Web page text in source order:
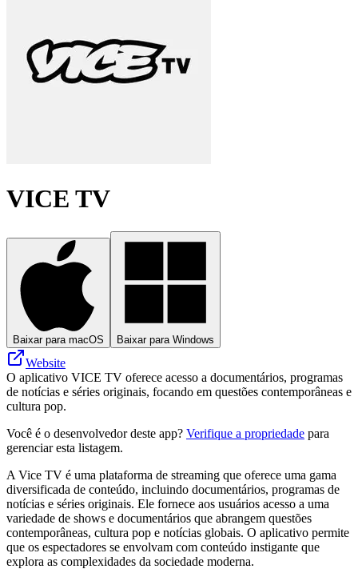
VICE TV
Baixar para macOS Baixar para Windows
Website
O aplicativo VICE TV oferece acesso a documentários, programas
de notícias e séries originais, focando em questões contemporâneas e
cultura pop.
Você é o desenvolvedor deste app? Verifique a propriedade para
gerenciar esta listagem.
A Vice TV é uma plataforma de streaming que oferece uma gama
diversificada de conteúdo, incluindo documentários, programas de
notícias e séries originais. Ele fornece aos usuários acesso a uma
variedade de shows e documentários que abrangem questões
contemporâneas, cultura pop e notícias globais. O aplicativo permite
que os espectadores se envolvam com conteúdo instigante que
explora as complexidades da sociedade moderna.